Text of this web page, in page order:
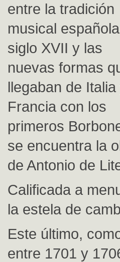
entre la tradición
musical
siglo XVII y las
nuevas formas
llegaban de Italia
Francia con los
primeros
se encuentra la
de Antonio de
Calificada a
la estela de
Este último,
entre 1701 y